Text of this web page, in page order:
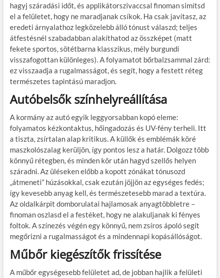
hagyj száradási időt, és applikátorszivaccsal finoman simítsd
el a felületet, hogy ne maradjanak csíkok. Ha csak javítasz, az
eredeti árnyalathoz legközelebb álló tónust válaszd; teljes
átfestésnél szabadabban alakíthatod az összképet (matt
fekete sportos, sötétbarna klasszikus, mély burgundi
visszafogottan különleges). A folyamatot bőrbalzsammal zárd:
ez visszaadja a rugalmasságot, és segít, hogy a festett réteg
természetes tapintású maradjon.
Autóbelsők színhelyreállítása
A kormány az autó egyik leggyorsabban kopó eleme:
folyamatos kézkontaktus, hőingadozás és UV-fény terheli. Itt
a tiszta, zsírtalan alap kritikus. A küllők és emblémák köré
maszkolószalag kerüljön, így pontos lesz a határ. Dolgozz több
könnyű rétegben, és minden kör után hagyd szellős helyen
száradni. Az üléseken előbb a kopott zónákat tónusozd
„átmeneti” húzásokkal, csak ezután jöjjön az egységes fedés;
így kevesebb anyag kell, és természetesebb marad a textúra.
Az oldalkárpit domborulatai hajlamosak anyagtöbbletre –
finoman oszlasd el a festéket, hogy ne alakuljanak ki fényes
foltok. A színezés végén egy könnyű, nem zsíros ápoló segít
megőrizni a rugalmasságot és a mindennapi kopásállóságot.
Műbőr kiegészítők frissítése
A műbőr egységesebb felületet ad, de jobban hajlik a felületi